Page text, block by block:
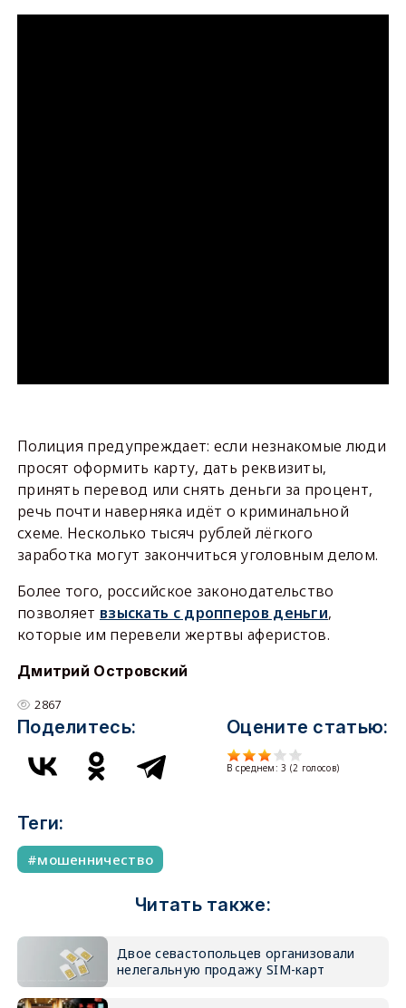
Полиция предупреждает: если незнакомые люди
просят оформить карту, дать реквизиты,
принять перевод или снять деньги за процент,
речь почти наверняка идёт о криминальной
схеме. Несколько тысяч рублей лёгкого
заработка могут закончиться уголовным делом.
Более того, российское законодательство
позволяет взыскать с дропперов деньги,
которые им перевели жертвы аферистов.
Дмитрий Островский
2867
Поделитесь: Оцените статью:
В среднем:3 (2 голосов)
Теги:
мошенничество
Читать также:
Двое севастопольцев организовали
нелегальную продажу SIM-карт